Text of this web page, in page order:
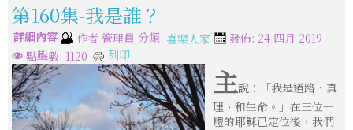
第160集-我是誰？
詳細內容 作者 管理員 分類: 喜樂人家
發佈: 24 四月 2019
點擊數: 1120
列印
主說：「我是道路、真
理、和生命。」在三位一
體的耶穌已定位後，我們